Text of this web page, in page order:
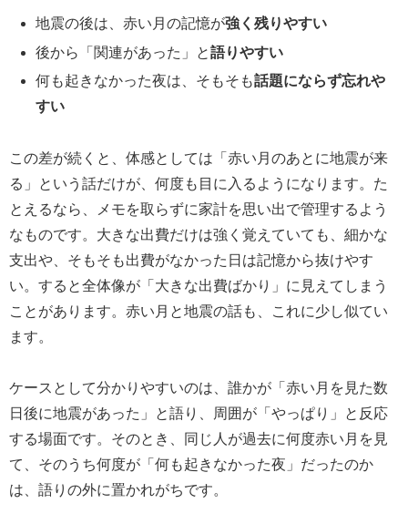
地震の後は、赤い月の記憶が強く残りやすい
後から「関連があった」と語りやすい
何も起きなかった夜は、そもそも話題にならず忘れや
すい
この差が続くと、体感としては「赤い月のあとに地震が来
る」という話だけが、何度も目に入るようになります。た
とえるなら、メモを取らずに家計を思い出で管理するよう
なものです。大きな出費だけは強く覚えていても、細かな
支出や、そもそも出費がなかった日は記憶から抜けやす
い。すると全体像が「大きな出費ばかり」に見えてしまう
ことがあります。赤い月と地震の話も、これに少し似てい
ます。
ケースとして分かりやすいのは、誰かが「赤い月を見た数
日後に地震があった」と語り、周囲が「やっぱり」と反応
する場面です。そのとき、同じ人が過去に何度赤い月を見
て、そのうち何度が「何も起きなかった夜」だったのか
は、語りの外に置かれがちです。